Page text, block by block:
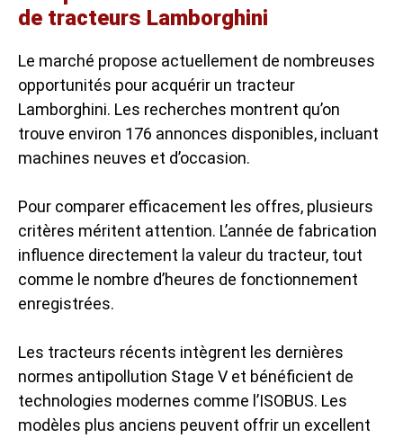
de tracteurs Lamborghini
Le marché propose actuellement de nombreuses
opportunités pour acquérir un tracteur
Lamborghini. Les recherches montrent qu’on
trouve environ 176 annonces disponibles, incluant
machines neuves et d’occasion.
Pour comparer efficacement les offres, plusieurs
critères méritent attention. L’année de fabrication
influence directement la valeur du tracteur, tout
comme le nombre d’heures de fonctionnement
enregistrées.
Les tracteurs récents intègrent les dernières
normes antipollution Stage V et bénéficient de
technologies modernes comme l’ISOBUS. Les
modèles plus anciens peuvent offrir un excellent